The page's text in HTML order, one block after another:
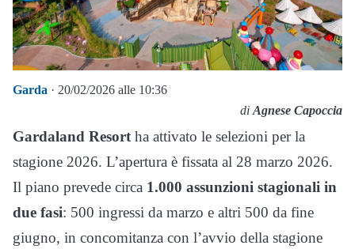
Garda · 20/02/2026 alle 10:36
di Agnese Capoccia
Gardaland Resort ha attivato le selezioni per la
stagione 2026. L’apertura è fissata al 28 marzo 2026.
Il piano prevede circa 1.000 assunzioni stagionali in
due fasi: 500 ingressi da marzo e altri 500 da fine
giugno, in concomitanza con l’avvio della stagione